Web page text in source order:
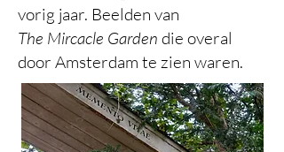
vorig jaar. Beelden van
The Mircacle Garden die overal
door Amsterdam te zien waren.